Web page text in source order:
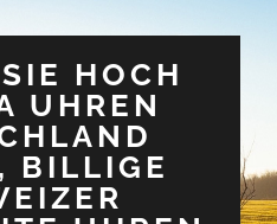
HOCH
UHREN
BILLIGE